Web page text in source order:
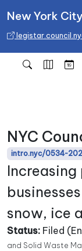
New York
NYC
intro.nyc/0534-
snow, ice
Status: Filed
and Solid Waste